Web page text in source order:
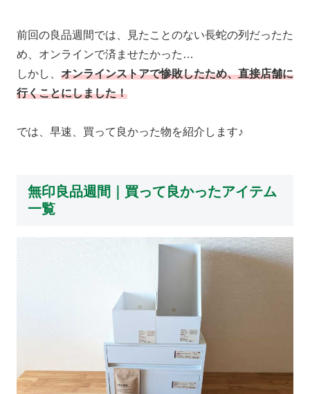
前回の良品週間では、見たことのない長蛇の列だったた
め、オンラインで済ませたかった…
しかし、 オンラインストアで惨敗したため、直接店舗に
行くことにしました！
では、早速、買って良かった物を紹介します♪
無印良品週間｜買って良かったアイテム
一覧